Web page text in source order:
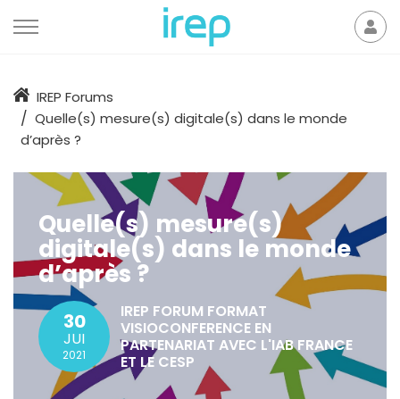
AccueilIREP Forums
Quelle(s) mesure(s) digitale(s) dans le monde
d’après ?
Quelle(s) mesure(s)
digitale(s) dans le monde
d’après ?
30
JUI
2021
IREP FORUM FORMAT
VISIOCONFERENCE EN
PARTENARIAT AVEC L'IAB FRANCE
ET LE CESP